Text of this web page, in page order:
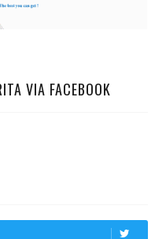
VIA FACEBOOK